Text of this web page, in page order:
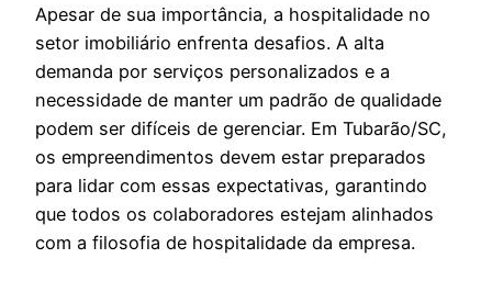
Apesar de sua importância, a hospitalidade no
setor imobiliário enfrenta desafios. A alta
demanda por serviços personalizados e a
necessidade de manter um padrão de qualidade
podem ser difíceis de gerenciar. Em Tubarão/SC,
os empreendimentos devem estar preparados
para lidar com essas expectativas, garantindo
que todos os colaboradores estejam alinhados
com a filosofia de hospitalidade da empresa.